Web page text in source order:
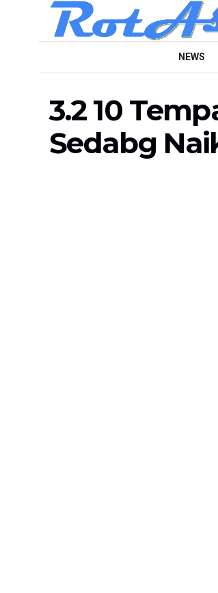
NEWS
3.2 10
Sedabg